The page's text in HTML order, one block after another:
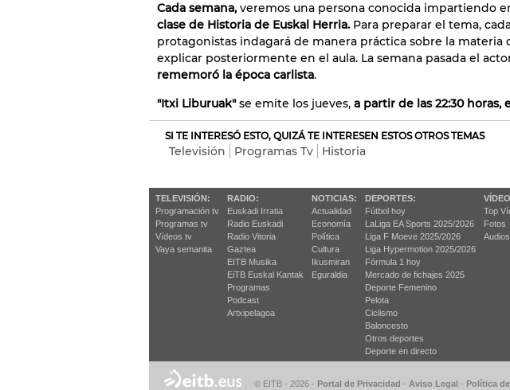
Cada semana, veremos una persona conocida impartiendo
clase de Historia de Euskal Herria. Para preparar el tema,
protagonistas indagará de manera práctica sobre la materia
explicar posteriormente en el aula. La semana pasada el
rememoró la época carlista.
"Itxi Liburuak"se emite los jueves, a partir de las 22:30 horas,
SI TE INTERESÓ ESTO, QUIZÁ TE INTERESEN ESTOS OTROS TEMAS
Televisión Programas Tv Historia
TELEVISIÓN:
Programación tv
Programas tv
Vídeos tv
Vaya semanita
RADIO:
Euskadi Irratia
Radio Euskadi
Radio Vitoria
Gaztea
EITB Musika
EiTB Euskal Kantak
Programas
Podcast
Artxipelagoa
NOTICIAS:
Actualidad
Economía
Política
Cultura
Ikusmiran
Eguraldia
DEPORTES:
Fútbol hoy
LaLiga EA Sports 2025/2026
Liga F Moeve 2025/2026
Liga Hypermotion 2025/2026
Fórmula 1 hoy
Mercado de fichajes 2025
Deporte Femenino
Pelota
Ciclismo
Baloncesto
Otros deportes
Deporte en directo
Top
Fotos
Audios
© EITB - 2026 - Portal de Privacidad - Aviso Legal - Política